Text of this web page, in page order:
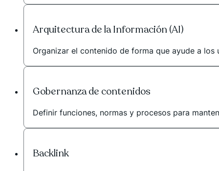
Arquitectura de la Información (AI)
Organizar el contenido de forma que ayude a
Gobernanza de contenidos
Definir funciones, normas y procesos para
Backlink